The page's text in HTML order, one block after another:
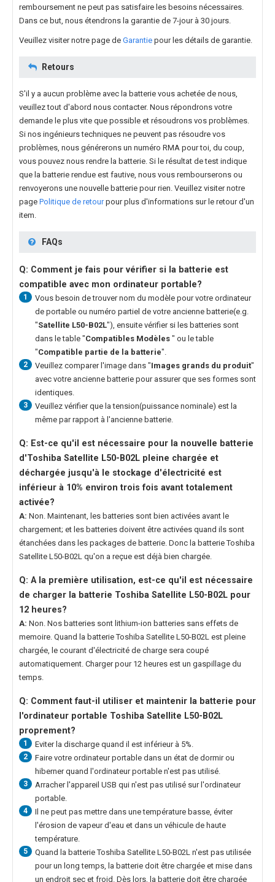
remboursement ne peut pas satisfaire les besoins nécessaires.
Dans ce but, nous étendrons la garantie de 7-jour à 30 jours.
Veuillez visiter notre page de Garantie pour les détails de garantie.
Retours
S'il y a aucun problème avec la batterie vous achetée de nous,
veuillez tout d'abord nous contacter. Nous répondrons votre
demande le plus vite que possible et résoudrons vos problèmes.
Si nos ingénieurs techniques ne peuvent pas résoudre vos
problèmes, nous générerons un numéro RMA pour toi, du coup,
vous pouvez nous rendre la batterie. Si le résultat de test indique
que la batterie rendue est fautive, nous vous rembourserons ou
renvoyerons une nouvelle batterie pour rien. Veuillez visiter notre
page Politique de retourpour plus d'informations sur le retour d'un
item.
FAQs
Q: Comment je fais pour vérifier si la batterie est
compatible avec mon ordinateur portable?
1
Vous besoin de trouver nom du modèle pour votre ordinateur
de portable ou numéro partiel de votre ancienne batterie(e.g.
"Satellite L50-B02L"), ensuite vérifier si les batteries sont
dans le table "Compatibles Modèles " ou le table
"Compatible partie de la batterie".
2 Veuillez comparer l'image dans "Images grands du produit"
avec votre ancienne batterie pour assurer que ses formes sont
identiques.
3
Veuillez vérifier que la tension(puissance nominale) est la
même par rapport à l'ancienne batterie.
Q: Est-ce qu'il est nécessaire pour la nouvelle batterie
d'Toshiba Satellite L50-B02L pleine chargée et
déchargée jusqu'à le stockage d'électricité est
inférieur à 10% environ trois fois avant totalement
activée?
A: Non. Maintenant, les batteries sont bien activées avant le
chargement; et les batteries doivent être activées quand ils sont
étanchées dans les packages de batterie. Donc la batterie Toshiba
Satellite L50-B02L qu'on a reçue est déjà bien chargée.
Q: A la première utilisation, est-ce qu'il est nécessaire
de charger la batterie Toshiba Satellite L50-B02L pour
12 heures?
A: Non. Nos batteries sont lithium-ion batteries sans effets de
memoire. Quand la batterie Toshiba Satellite L50-B02L est pleine
chargée, le courant d'électricité de charge sera coupé
automatiquement. Charger pour 12 heures est un gaspillage du
temps.
Q: Comment faut-il utiliser et maintenir la batterie pour
l'ordinateur portable Toshiba Satellite L50-B02L
proprement?
1 Eviter la discharge quand il est inférieur à 5%.
2
Faire votre ordinateur portable dans un état de dormir ou
hiberner quand l'ordinateur portable n'est pas utilisé.
3
Arracher l'appareil USB qui n'est pas utilisé sur l'ordinateur
portable.
4
Il ne peut pas mettre dans une température basse, éviter
l'érosion de vapeur d'eau et dans un véhicule de haute
température.
5 Quand la batterie Toshiba Satellite L50-B02L n'est pas utilisée
pour un long temps, la batterie doit être chargée et mise dans
un endroit sec et froid. Dès lors, la batterie doit être chargée